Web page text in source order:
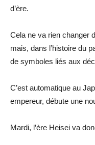
d’ère.
Cela ne va rien changer
mais, dans l’histoire du
de symboles liés aux
C’est automatique au
empereur, débute une
Mardi, l’ère Heisei va